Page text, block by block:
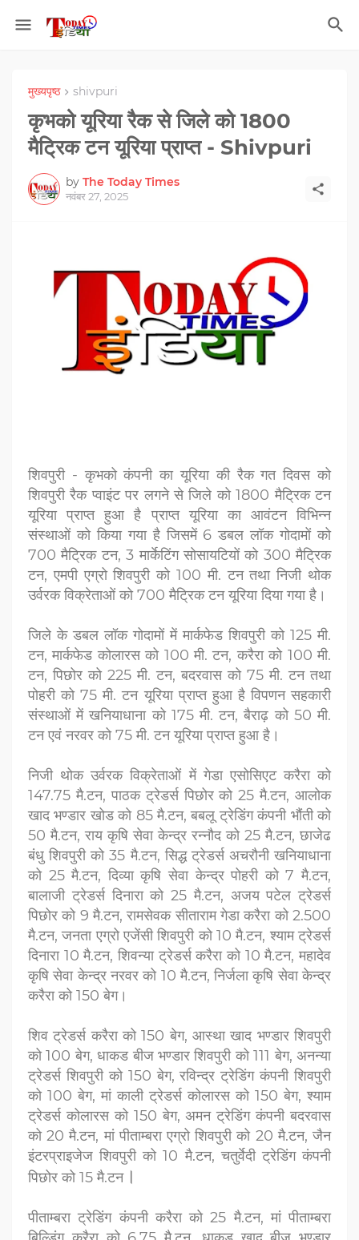
मुख्यपृष्ठ shivpuri
कृभको यूरिया रैक से जिले को 1800
मैट्रिक टन यूरिया प्राप्त - Shivpuri
by The Today Times
नवंबर 27, 2025
शिवपुरी - कृभको कंपनी का यूरिया की रैक गत दिवस को
शिवपुरी रैक प्वाइंट पर लगने से जिले को 1800 मैट्रिक टन
यूरिया प्राप्त हुआ है प्राप्त यूरिया का आवंटन विभिन्न
संस्थाओं को किया गया है जिसमें 6 डबल लॉक गोदामों को
700 मैट्रिक टन, 3 मार्केटिंग सोसायटियों को 300 मैट्रिक
टन, एमपी एग्रो शिवपुरी को 100 मी. टन तथा निजी थोक
उर्वरक विक्रेताओं को 700 मैट्रिक टन यूरिया दिया गया है।
जिले के डबल लॉक गोदामों में मार्कफेड शिवपुरी को 125 मी.
टन, मार्कफेड कोलारस को 100 मी. टन, करैरा को 100 मी.
टन, पिछोर को 225 मी. टन, बदरवास को 75 मी. टन तथा
पोहरी को 75 मी. टन यूरिया प्राप्त हुआ है विपणन सहकारी
संस्थाओं में खनियाधाना को 175 मी. टन, बैराढ़ को 50 मी.
टन एवं नरवर को 75 मी. टन यूरिया प्राप्त हुआ है।
निजी थोक उर्वरक विक्रेताओं में गेडा एसोसिएट करैरा को
147.75 मै.टन, पाठक ट्रेडर्स पिछोर को 25 मै.टन, आलोक
खाद भण्डार खोड काे 85 मै.टन, बबलू ट्रेडिंग कंपनी भौंती को
50 मै.टन, राय कृषि सेवा केन्‍द्र रन्नौद को 25 मै.टन, छाजेढ
बंधु शिवपुरी को 35 मै.टन, सिद्ध ट्रेडर्स अचरौनी खनियाधाना
को 25 मै.टन, दिव्या कृषि सेवा केन्द्र पोहरी को 7 मै.टन,
बालाजी ट्रेडर्स दिनारा को 25 मै.टन, अजय पटेल ट्रेडर्स
पिछोर को 9 मै.टन, रामसेवक सीताराम गेडा करैरा को 2.500
मै.टन, जनता एग्रो एजेंसी शिवपुरी को 10 मै.टन, श्याम ट्रेडर्स
दिनारा 10 मै.टन, शिवन्या ट्रेडर्स करैरा को 10 मै.टन, महादेव
कृषि सेवा केन्द्र नरवर को 10 मै.टन, निर्जला कृषि सेवा केन्द्र
करैरा को 150 बेग।
शिव ट्रेडर्स करैरा को 150 बेग, आस्था खाद भण्डार शिवपुरी
को 100 बेग, धाकड बीज भण्डार शिवपुरी को 111 बेग, अनन्या
ट्रेडर्स शिवपुरी को 150 बेग, रविन्द्र ट्रेडिंग कंपनी शिवपुरी
को 100 बेग, मां काली ट्रेडर्स कोलारस को 150 बेग, श्याम
ट्रेडर्स कोलारस को 150 बेग, अमन ट्रेडिंग कंपनी बदरवास
को 20 मै.टन, मां पीताम्बरा एग्रो शिवपुरी को 20 मै.टन, जैन
इंटरप्राइजेज शिवपुरी को 10 मै.टन, चतुर्वेदी ट्रेडिंग कंपनी
पिछोर को 15 मै.टन।
पीताम्बरा ट्रेडिंग कंपनी करैरा को 25 मै.टन, मां पीताम्बरा